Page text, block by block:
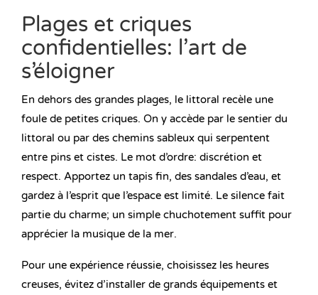
Plages et criques
confidentielles: l’art de
s’éloigner
En dehors des grandes plages, le littoral recèle une
foule de petites criques. On y accède par le sentier du
littoral ou par des chemins sableux qui serpentent
entre pins et cistes. Le mot d’ordre: discrétion et
respect. Apportez un tapis fin, des sandales d’eau, et
gardez à l’esprit que l’espace est limité. Le silence fait
partie du charme; un simple chuchotement suffit pour
apprécier la musique de la mer.
Pour une expérience réussie, choisissez les heures
creuses, évitez d’installer de grands équipements et